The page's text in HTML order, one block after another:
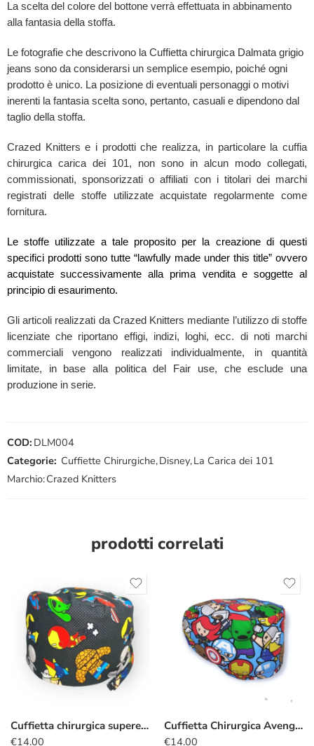
La scelta del colore del bottone verrà effettuata in abbinamento
alla fantasia della stoffa.
Le fotografie che descrivono la Cuffietta chirurgica Dalmata grigio
jeans sono da considerarsi un semplice esempio, poiché ogni
prodotto è unico. La posizione di eventuali personaggi o motivi
inerenti la fantasia scelta sono, pertanto, casuali e dipendono dal
taglio della stoffa.
Crazed Knitters e i prodotti che realizza, in particolare la cuffia
chirurgica carica dei 101, non sono in alcun modo collegati,
commissionati, sponsorizzati o affiliati con i titolari dei marchi
registrati delle stoffe utilizzate acquistate regolarmente come
fornitura.
Le stoffe utilizzate a tale proposito per la creazione di questi
specifici prodotti sono tutte “lawfully made under this title” ovvero
acquistate successivamente alla prima vendita e soggette al
principio di esaurimento.
Gli articoli realizzati da Crazed Knitters mediante l’utilizzo di stoffe
licenziate che riportano effigi, indizi, loghi, ecc. di noti marchi
commerciali vengono realizzati individualmente, in quantità
limitate, in base alla politica del Fair use, che esclude una
produzione in serie.
COD: DLM004
Categorie: Cuffiette Chirurgiche,Disney,La Carica dei 101
Marchio:Crazed Knitters
prodotti correlati
Cuffietta chirurgica supereroi kawaii nero
€14.00
Cuffietta Chirurgica Avengers kawaii azzurro
€14.00